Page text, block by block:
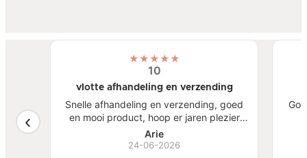
mooi
★★★★★
10
vlotte afhandeling en verzending
Snelle afhandeling en verzending, goed
en mooi product, hoop er jaren plezier
van te hebben.
Arie
24-06-2026